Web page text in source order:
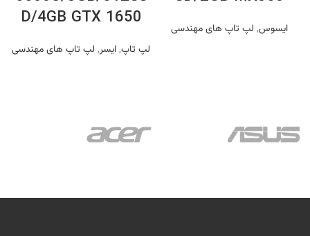
ایسوس, لپ تاپ های مهندسی
D/4GB GTX 1650
لپ تاپ,ایسر, لپ تاپ های مهندسی